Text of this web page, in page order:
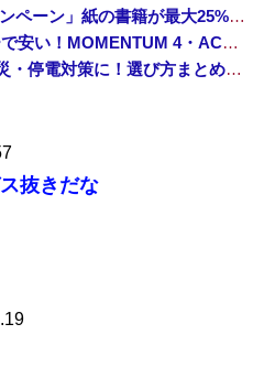
Amazon「夏のポイントキャンペーン」紙の書籍が最大25%ポイント還元 対象と条件を整理（2026年7月）
ゼンハイザーがプライムデーで安い！MOMENTUM 4・ACCENTUMなど対象モデルまとめ！
Jackeryポータブル電源が防災・停電対策に！選び方まとめ【プライムデー最終日】
抜きだな